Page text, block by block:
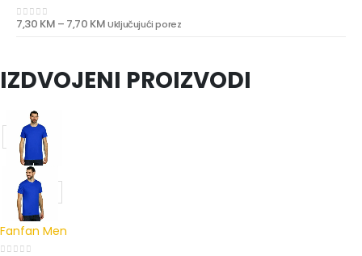
0 out of 5
7,30 KM – 7,70 KMUključujući porez
IZDVOJENI PROIZVODI
Fanfan Men